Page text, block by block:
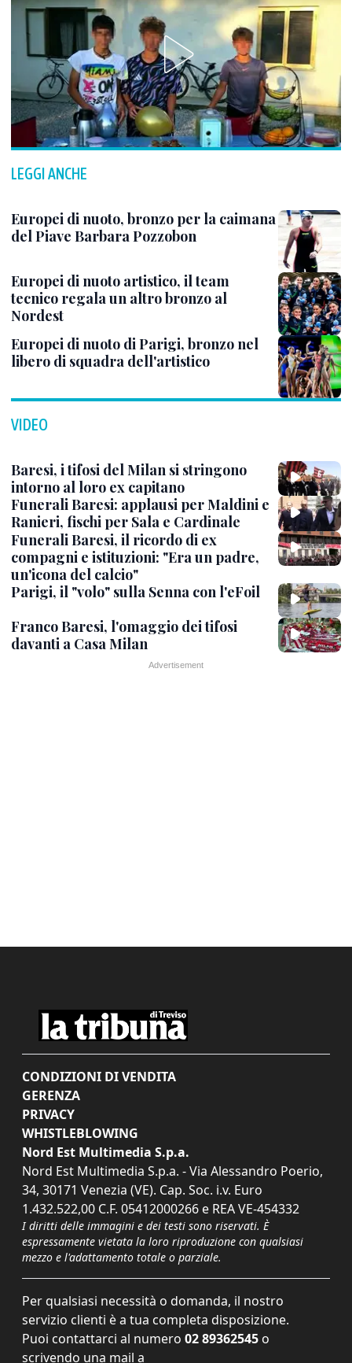
LEGGI ANCHE
Europei di nuoto, bronzo per la caimana
del Piave Barbara Pozzobon
Europei di nuoto artistico, il team
tecnico regala un altro bronzo al
Nordest
Europei di nuoto di Parigi, bronzo nel
libero di squadra dell'artistico
VIDEO
Baresi, i tifosi del Milan si stringono
intorno al loro ex capitano
Funerali Baresi: applausi per Maldini e
Ranieri, fischi per Sala e Cardinale
Funerali Baresi, il ricordo di ex
compagni e istituzioni: "Era un padre,
un'icona del calcio"
Parigi, il "volo" sulla Senna con l'eFoil
Franco Baresi, l'omaggio dei tifosi
davanti a Casa Milan
CONDIZIONI DI VENDITA
GERENZA
PRIVACY
WHISTLEBLOWING
Nord Est Multimedia S.p.a.
Nord Est Multimedia S.p.a. - Via Alessandro Poerio,
34, 30171 Venezia (VE). Cap. Soc. i.v. Euro
1.432.522,00 C.F. 05412000266 e REA VE-454332
I diritti delle immagini e dei testi sono riservati. È
espressamente vietata la loro riproduzione con qualsiasi
mezzo e l'adattamento totale o parziale.
Per qualsiasi necessità o domanda, il nostro
servizio clienti è a tua completa disposizione.
Puoi contattarci al numero 02 89362545 o
scrivendo una mail a